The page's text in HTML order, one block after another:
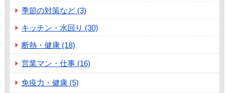
季節の対策など (3)
キッチン・水回り (30)
断熱・健康 (18)
営業マン・仕事 (16)
免疫力・健康 (5)